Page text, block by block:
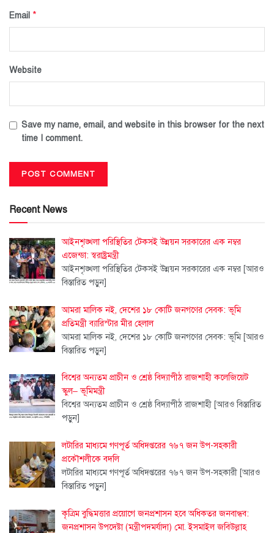
Email *
Website
Save my name, email, and website in this browser for the next
time I comment.
Recent News
আইনশৃঙ্খলা পরিস্থিতির টেকসই উন্নয়ন সরকারের এক নম্বর
এজেন্ডা: স্বরাষ্ট্রমন্ত্রী
আইনশৃঙ্খলা পরিস্থিতির টেকসই উন্নয়ন সরকারের এক নম্বর [আরও
বিস্তারিত পড়ুন]
আমরা মালিক নই, দেশের ১৮ কোটি জনগণের সেবক: ভূমি
প্রতিমন্ত্রী ব্যারিস্টার মীর হেলাল
আমরা মালিক নই, দেশের ১৮ কোটি জনগণের সেবক: ভূমি [আরও
বিস্তারিত পড়ুন]
বিশ্বের অন্যতম প্রাচীন ও শ্রেষ্ঠ বিদ্যাপীঠ রাজশাহী কলেজিয়েট
স্কুল– ভূমিমন্ত্রী
বিশ্বের অন্যতম প্রাচীন ও শ্রেষ্ঠ বিদ্যাপীঠ রাজশাহী [আরও বিস্তারিত
পড়ুন]
লটারির মাধ্যমে গণপূর্ত অধিদপ্তরের ৭৬৭ জন উপ-সহকারী
প্রকৌশলীকে বদলি
লটারির মাধ্যমে গণপূর্ত অধিদপ্তরের ৭৬৭ জন উপ-সহকারী [আরও
বিস্তারিত পড়ুন]
কৃত্রিম বুদ্ধিমত্তার প্রয়োগে জনপ্রশাসন হবে অধিকতর জনবান্ধব:
জনপ্রশাসন উপদেষ্টা (মন্ত্রীপদমর্যাদা) মো. ইসমাইল জবিউল্লাহ